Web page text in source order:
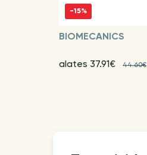
-15%
BIOMECANICS
alates 37.91€ 44.60€